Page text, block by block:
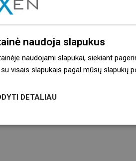
naudoja slapukus
naudojami slapukai, siekiant
visais slapukais pagal mūsų slapukų
DETALIAU